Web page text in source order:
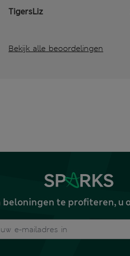
TigersLiz
Bekijk alle beoordelingen
beloningen te profiteren,